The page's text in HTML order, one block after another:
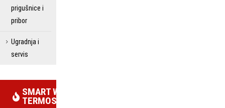
prigušnice i
pribor
Ugradnja i
servis
SMART WIFI
TERMOSTATI